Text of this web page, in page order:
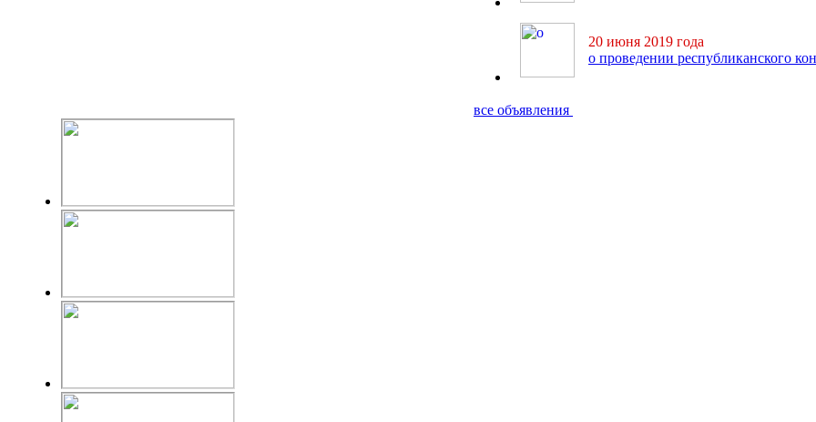
20 июня 2019 года
о проведении республиканского
все объявления